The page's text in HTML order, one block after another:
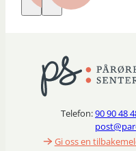
Telefon:90 90 48
Gi oss en